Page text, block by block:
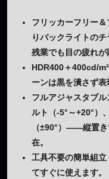
フリッカーフリー
りバックライトの
残業でも目の疲れが
HDR400＋400cd/m²
ーンは黒を潰さず表
フルアジャスタブル
ルト（-5°～+20°）
（±90°）――縦置
在。
工具不要の簡単組立
てすぐに使えます。